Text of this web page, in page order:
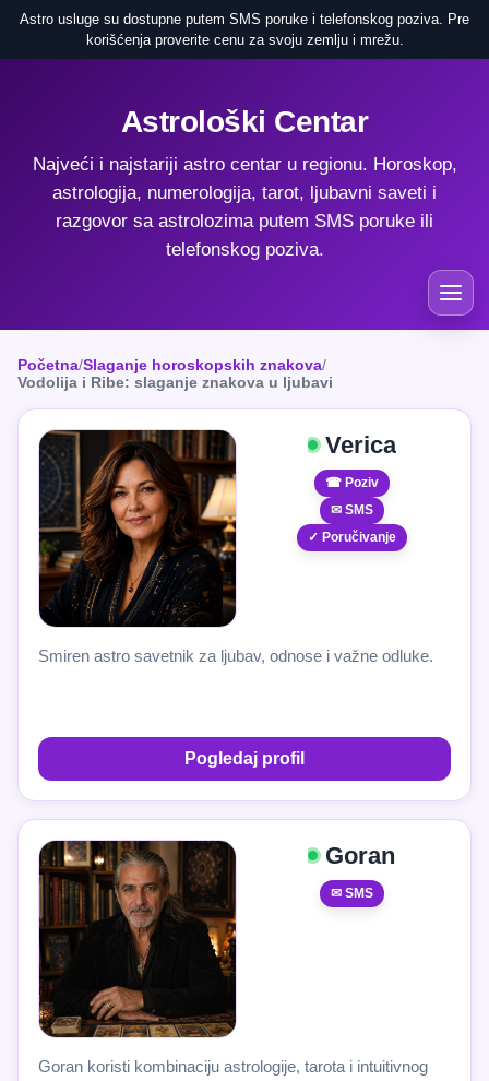
Astro usluge su dostupne putem SMS poruke i telefonskog poziva. Pre
korišćenja proverite cenu za svoju zemlju i mrežu.
Astrološki Centar
Najveći i najstariji astro centar u regionu. Horoskop,
astrologija, numerologija, tarot, ljubavni saveti i
razgovor sa astrolozima putem SMS poruke ili
telefonskog poziva.
Početna/Slaganje horoskopskih znakova/
Vodolija i Ribe: slaganje znakova u ljubavi
Verica
☎ Poziv
✉ SMS
✓ Poručivanje
Smiren astro savetnik za ljubav, odnose i važne odluke.
Pogledaj profil
Goran
✉ SMS
Goran koristi kombinaciju astrologije, tarota i intuitivnog